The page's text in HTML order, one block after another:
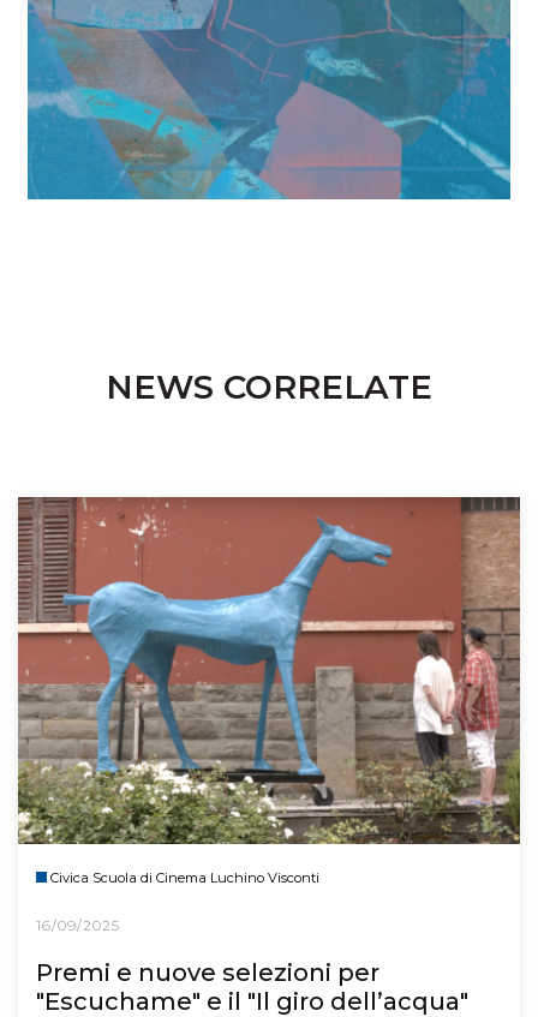
NEWS CORRELATE
Civica Scuola di Cinema Luchino Visconti
16/09/2025
Premi e nuove selezioni per
"Escuchame" e il "Il giro dell’acqua"